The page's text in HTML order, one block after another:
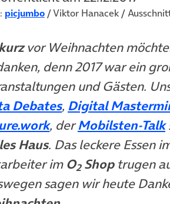
picjumbo/ Viktor Hanacek /
vor Weihnachten
denn 2017 war ein
und Gästen.
Debates(öffnet in neuem
, Digital
(öffnet in neuem
, derMobilsten-Talk
Haus. Das leckere Essen
im O2Shoptrugen
sagen wir heute